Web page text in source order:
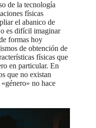
de la tecnología
físicas
el abanico de
es difícil imaginar
formas hoy
de obtención de
físicas que
en particular. En
que no existan
no hace